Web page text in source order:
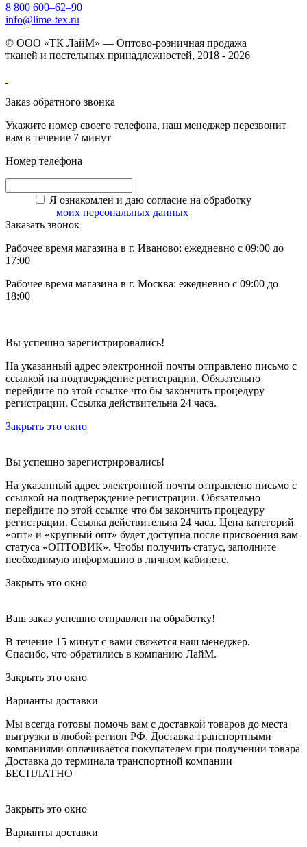
8 800 600–62–90
info@lime-tex.ru
© ООО «ТК ЛайМ» — Оптово-розничная продажа
тканей и постельных принадлежностей, 2018 - 2026
Заказ обратного звонка
Укажите номер своего телефона, наш менеджер перезвонит
вам в течение 7 минут
Номер телефона
Я ознакомлен и даю согласие на обработку
моих персональных данных
Заказать звонок
Рабочее время магазина в г. Иваново: ежедневно с 09:00 до
17:00
Рабочее время магазина в г. Москва: ежедневно с 09:00 до
18:00
Вы успешно зарегистрировались!
На указанный адрес электронной почты отправлено письмо с
ссылкой на подтверждение регистрации. Обязательно
перейдите по этой ссылке что бы закончить процедуру
регистрации. Ссылка действительна 24 часа.
Закрыть это окно
Вы успешно зарегистрировались!
На указанный адрес электронной почты отправлено письмо с
ссылкой на подтверждение регистрации. Обязательно
перейдите по этой ссылке что бы закончить процедуру
регистрации. Ссылка действительна 24 часа. Цена категорий
«опт» и «крупный опт» будет доступна после присвоения вам
статуса «ОПТОВИК». Чтобы получить статус, заполните
необходимую информацию в личном кабинете.
Закрыть это окно
Ваш заказ успешно отправлен на обработку!
В течение 15 минут с вами свяжется наш менеджер.
Спасибо, что обратились в компанию ЛайМ.
Закрыть это окно
Варианты доставки
Мы всегда готовы помочь вам с доставкой товаров до места
выгрузки в любой регион РФ. Доставка транспортными
компаниями оплачивается покупателем при получении товара
Доставка до терминала транспортной компании
БЕСПЛАТНО
Закрыть это окно
Варианты доставки